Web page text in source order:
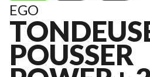
EGO
POUSSER